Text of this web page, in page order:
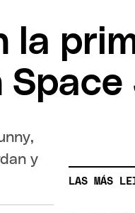
la
Space
y
LAS MÁS